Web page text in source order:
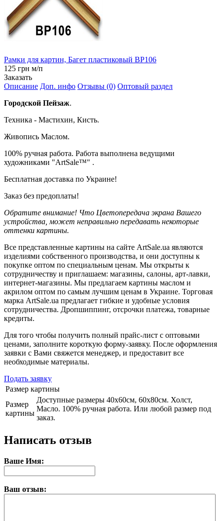
Рамки для картин, Багет пластиковый BP106
125 грн м/п
Заказать
Описание Доп. инфо Отзывы (0) Оптовый раздел
Городской Пейзаж.
Техника - Мастихин, Кисть.
Живопись Маслом.
100% ручная работа. Работа выполнена ведущими
художниками "ArtSale™" .
Бесплатная доставка по Украине!
Заказ без предоплаты!
Обратите внимание! Что Цветопередача экрана Вашего
устройства, может неправильно передавать некоторые
оттенки картины.
Все представленные картины на сайте ArtSale.ua являются
изделиями собственного производства, и они доступны к
покупке оптом по специальным ценам. Мы открыты к
сотрудничеству и приглашаем: магазины, салоны, арт-лавки,
интернет-магазины. Мы предлагаем картины маслом и
акрилом оптом по самым лучшим ценам в Украине. Торговая
марка ArtSale.ua предлагает гибкие и удобные условия
сотрудничества. Дропшиппинг, отсрочки платежа, товарные
кредиты.
Для того чтобы получить полный прайс-лист с оптовыми
ценами, заполните короткую форму-заявку. После оформления
заявки с Вами свяжется менеджер, и предоставит все
необходимые материалы.
Подать заявку
Размер картины
Размер
картины
Доступные размеры 40х60см, 60х80см. Холст,
Масло. 100% ручная работа. Или любой размер под
заказ.
Написать отзыв
Ваше Имя:
Ваш отзыв: